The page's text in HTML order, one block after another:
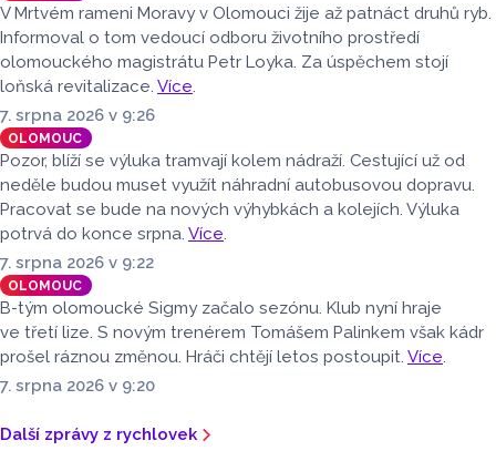
V Mrtvém rameni Moravy v Olomouci žije až patnáct druhů ryb.
Informoval o tom vedoucí odboru životního prostředí
olomouckého magistrátu Petr Loyka. Za úspěchem stojí
loňská revitalizace. Více.
7. srpna 2026 v 9:26
OLOMOUC
Pozor, blíží se výluka tramvají kolem nádraží. Cestující už od
neděle budou muset využít náhradní autobusovou dopravu.
Pracovat se bude na nových výhybkách a kolejích. Výluka
potrvá do konce srpna. Více.
7. srpna 2026 v 9:22
OLOMOUC
B-tým olomoucké Sigmy začalo sezónu. Klub nyní hraje
ve třetí lize. S novým trenérem Tomášem Palinkem však kádr
prošel ráznou změnou. Hráči chtějí letos postoupit. Více.
7. srpna 2026 v 9:20
Další zprávy z rychlovek